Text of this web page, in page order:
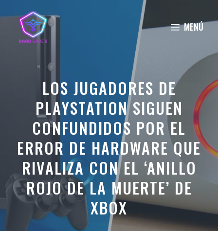
al
contenido
MENÚ
LOS JUGADORES DE
PLAYSTATION SIGUEN
CONFUNDIDOS POR EL
ERROR DE HARDWARE QUE
RIVALIZA CON EL ‘ANILLO
ROJO DE LA MUERTE’ DE
XBOX